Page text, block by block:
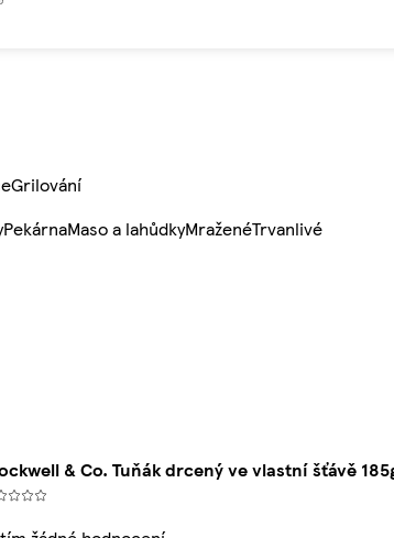
Grilování
PekárnaMaso a lahůdkyMraženéTrvanlivé
& Co. Tuňák drcený ve vlastní šťávě